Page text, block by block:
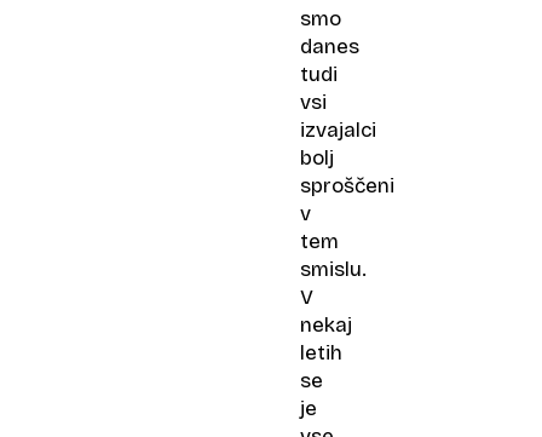
smo
danes
tudi
vsi
izvajalci
bolj
sproščeni
v
tem
smislu.
V
nekaj
letih
se
je